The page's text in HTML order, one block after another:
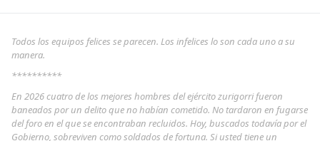
Todos los equipos felices se parecen. Los infelices lo son cada uno a su
manera.
**********
En 2026 cuatro de los mejores hombres del ejército zurigorri fueron
baneados por un delito que no habían cometido. No tardaron en fugarse
del foro en el que se encontraban recluidos. Hoy, buscados todavía por el
Gobierno, sobreviven como soldados de fortuna. Si usted tiene un